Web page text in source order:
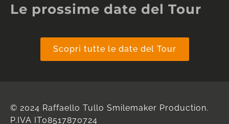
Le prossime date del Tour
Scopri tutte le date del Tour
© 2024 Raffaello Tullo Smilemaker Production.
P.IVA IT08517870724